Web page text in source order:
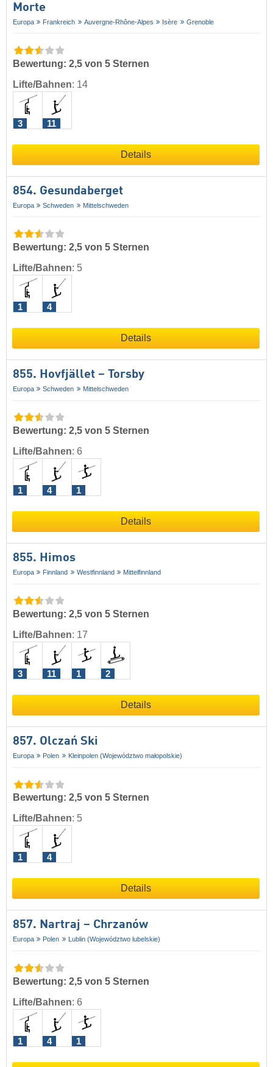
Morte
Europa Frankreich Auvergne-Rhône-Alpes Isère Grenoble
Bewertung: 2,5 von 5 Sternen
Lifte/Bahnen: 14
3 11
Details
854. Gesundaberget
Europa Schweden Mittelschweden
Bewertung: 2,5 von 5 Sternen
Lifte/Bahnen: 5
1 4
Details
855. Hovfjället – Torsby
Europa Schweden Mittelschweden
Bewertung: 2,5 von 5 Sternen
Lifte/Bahnen: 6
1 4 1
Details
855. Himos
Europa Finnland Westfinnland Mittelfinnland
Bewertung: 2,5 von 5 Sternen
Lifte/Bahnen: 17
3 11 1 2
Details
857. Olczań Ski
Europa Polen Kleinpolen (Województwo małopolskie)
Bewertung: 2,5 von 5 Sternen
Lifte/Bahnen: 5
1 4
Details
857. Nartraj – Chrzanów
Europa Polen Lublin (Województwo lubelskie)
Bewertung: 2,5 von 5 Sternen
Lifte/Bahnen: 6
1 4 1